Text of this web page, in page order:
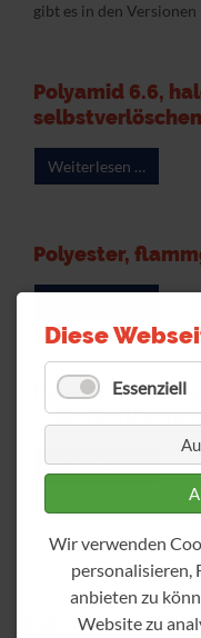
gibt es in den Versionen
Polyamid 6.6,
Weiterlesen …
Polyester,
Polyester,
Weiterlesen …
Kabel-Produkte
Diese
Essenziell
Wir verwenden
personalisieren,
anbieten zu
Website zu